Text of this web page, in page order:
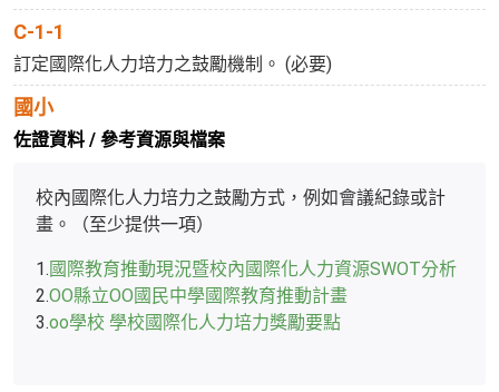
C-1-1
訂定國際化人力培力之鼓勵機制。 (必要)
國小
佐證資料 / 參考資源與檔案
校內國際化人力培力之鼓勵方式，例如會議紀錄或計
畫。（至少提供一項）
1.國際教育推動現況暨校內國際化人力資源SWOT分析
2.OO縣立OO國民中學國際教育推動計畫
3.oo學校 學校國際化人力培力獎勵要點